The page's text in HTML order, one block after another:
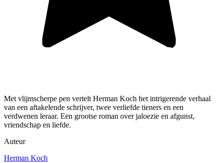
Met vlijmscherpe pen vertelt Herman Koch het intrigerende verhaal
van een aftakelende schrijver, twee verliefde tieners en een
verdwenen leraar. Een grootse roman over jaloezie en afgunst,
vriendschap en liefde.
Auteur
Herman Koch